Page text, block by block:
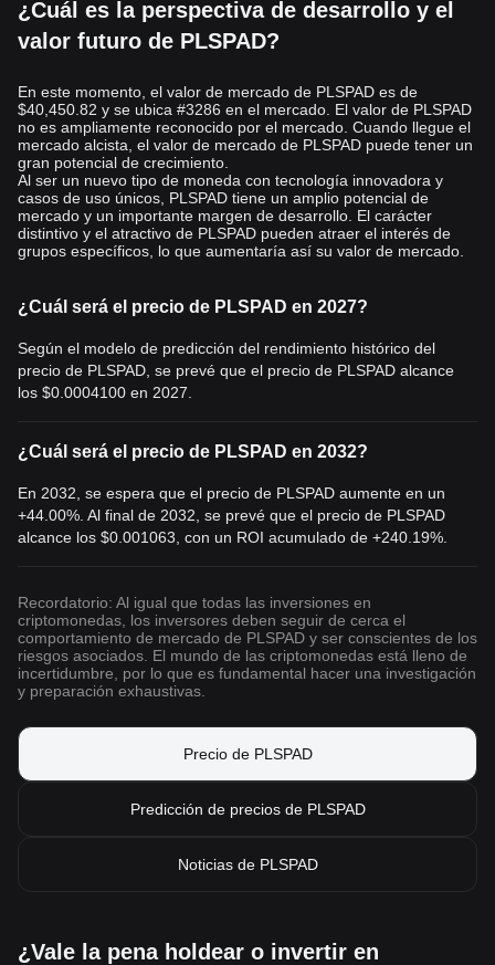
¿Cuál es la perspectiva de desarrollo y el
valor futuro de PLSPAD?
En este momento, el valor de mercado de PLSPAD es de
$40,450.82 y se ubica #3286 en el mercado. El valor de PLSPAD
no es ampliamente reconocido por el mercado. Cuando llegue el
mercado alcista, el valor de mercado de PLSPAD puede tener un
gran potencial de crecimiento.
Al ser un nuevo tipo de moneda con tecnología innovadora y
casos de uso únicos, PLSPAD tiene un amplio potencial de
mercado y un importante margen de desarrollo. El carácter
distintivo y el atractivo de PLSPAD pueden atraer el interés de
grupos específicos, lo que aumentaría así su valor de mercado.
¿Cuál será el precio de PLSPAD en 2027?
Según el modelo de predicción del rendimiento histórico del
precio de PLSPAD, se prevé que el precio de PLSPAD alcance
los $0.0004100 en 2027.
¿Cuál será el precio de PLSPAD en 2032?
En 2032, se espera que el precio de PLSPAD aumente en un
+44.00%. Al final de 2032, se prevé que el precio de PLSPAD
alcance los $0.001063 , con un ROI acumulado de +240.19%.
Recordatorio: Al igual que todas las inversiones en
criptomonedas, los inversores deben seguir de cerca el
comportamiento de mercado de PLSPAD y ser conscientes de los
riesgos asociados. El mundo de las criptomonedas está lleno de
incertidumbre, por lo que es fundamental hacer una investigación
y preparación exhaustivas.
Precio de PLSPAD
Predicción de precios de PLSPAD
Noticias de PLSPAD
¿Vale la pena holdear o invertir en